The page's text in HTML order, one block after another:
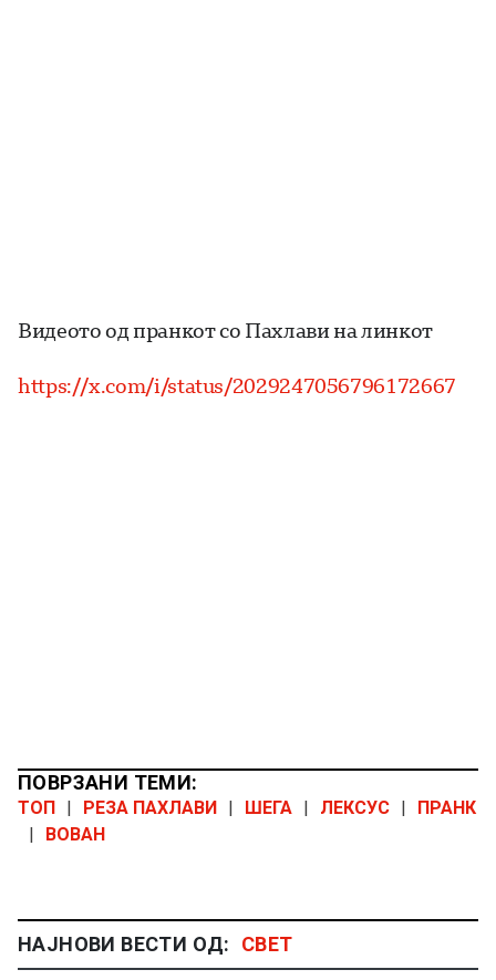
Видеото од пранкот со Пахлави на линкот
https://x.com/i/status/2029247056796172667
ПОВРЗАНИ ТЕМИ:
ТОП РЕЗА ПАХЛАВИ ШЕГА ЛЕКСУС
ПРАНК
ВОВАН
НАЈНОВИ ВЕСТИ ОД: СВЕТ